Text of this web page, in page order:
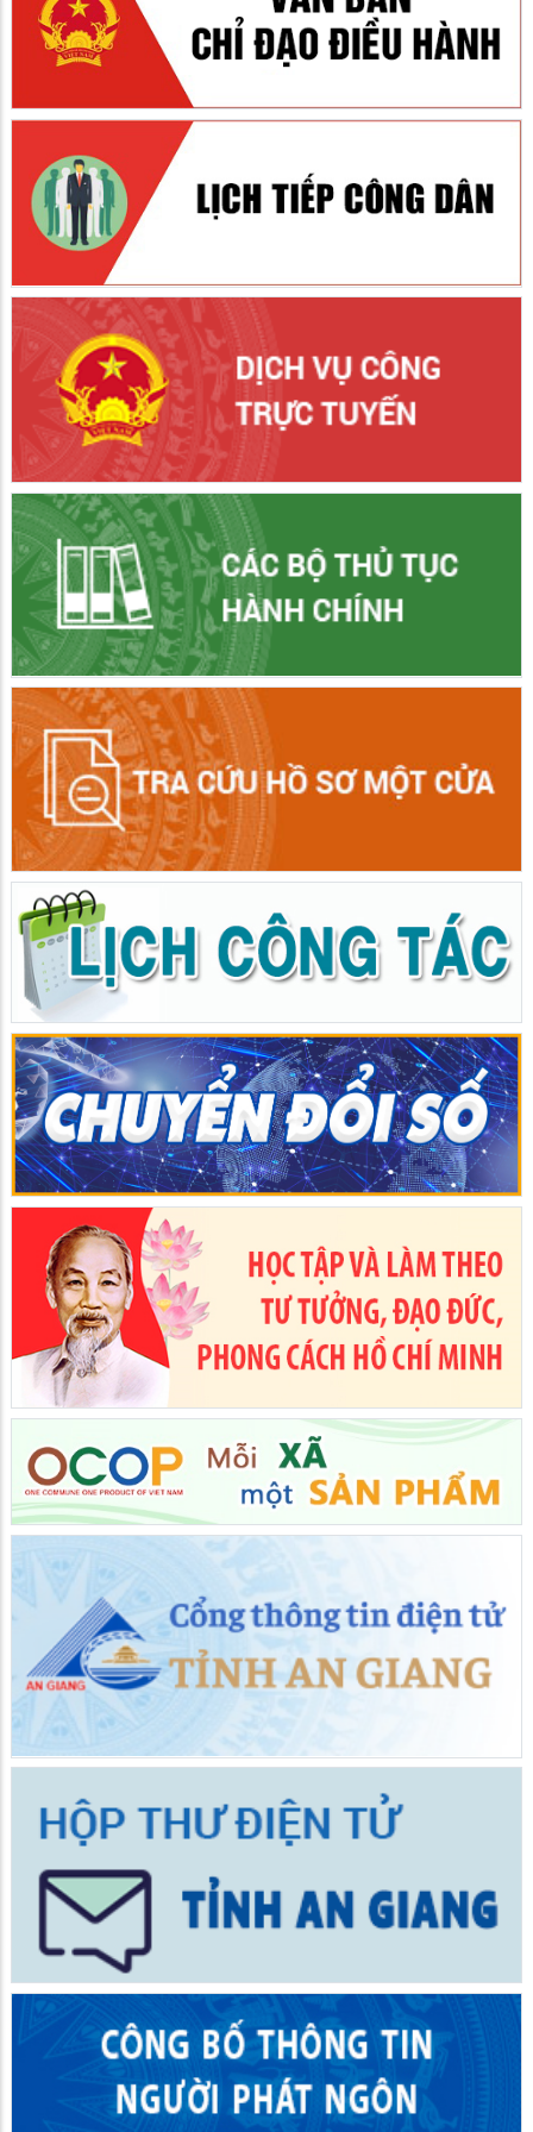
Thời gian tổ chức lấy ý kiến Nhân dân đối với Đề án sắp xếp
khóm trên địa bàn phường Vĩnh Tế
24/06/2026
Thực hiện Kế hoạch số 159/KH-UBND ngày 23 tháng 6 năm 2026
của Ủy ban nhân dân phường Vĩnh Tế về việc tổ chức lấy ý kiến
Nhân dân đối với Đề án sắp xếp khóm trên địa bàn phường Vĩnh
Tế, tỉnh An Giang.
UBND phường Vĩnh Tế tổ chức Hội nghị sơ kết tình hình thực
hiện nhiệm vụ phát triển kinh tế - xã hội 06 tháng đầu năm
2026
16/06/2026
Sáng ngày 15/6, đồng chí Ngô Thị Mỹ Ngọc, phó Bí thư Đảng ủy,
Chủ tịch UBND phường Vĩnh Tế chủ trì Hội nghị sơ kết tình hình
thực hiện nhiệm vụ phát triển kinh tế - xã hội 06 tháng đầu năm và
triển khai phương hướng, nhiệm vụ 06 tháng cuối năm 2026.
Sắc màu Lân diễu hành ở lễ hội Vía Bà chúa xứ Núi Sam năm
2026
09/06/2026
Trong khuôn khổ Lễ hội Vía Bà Chúa Xứ Núi Sam năm 2026,
chương trình diễu hành Lân – Sư – Rồng đã trở thành điểm nhấn
đặc sắc, thu hút đông đảo người dân và du khách đến thưởng
lãm. Những đoàn lân với sắc màu rực rỡ, những màn biểu diễn
công phu cùng tiếng trống hội rộn ràng đã góp phần làm cho
không khí lễ hội thêm tưng bừng, náo nhiệt.
Lễ phục hiện rước tượng Bà Chúa Xứ Núi Sam
08/06/2026
Vĩnh Tế sẵn sàng cho lễ hội Vía Bà Chúa Xứ Núi Sam năm
2026
05/06/2026
Lễ hội Vía Bà Chúa Xứ Núi Sam là lễ hội mang đặc trưng giá trị